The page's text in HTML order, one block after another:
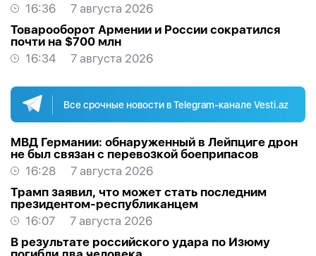
16:36
7 августа 2026
Товарооборот Армении и России сократился
почти на $700 млн
16:34
7 августа 2026
Все срочные новости в Telegram-канале Vesti.az
МВД Германии: обнаруженный в Лейпциге дрон
не был связан с перевозкой боеприпасов
16:28
7 августа 2026
Трамп заявил, что может стать последним
президентом-республиканцем
16:07
7 августа 2026
В результате российского удара по Изюму